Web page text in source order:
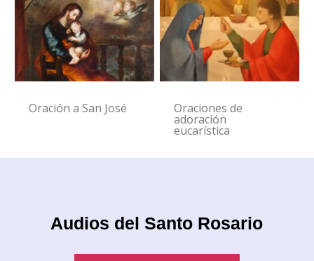
Oración a San José Oraciones de
adoración
eucarística
Audios del Santo Rosario